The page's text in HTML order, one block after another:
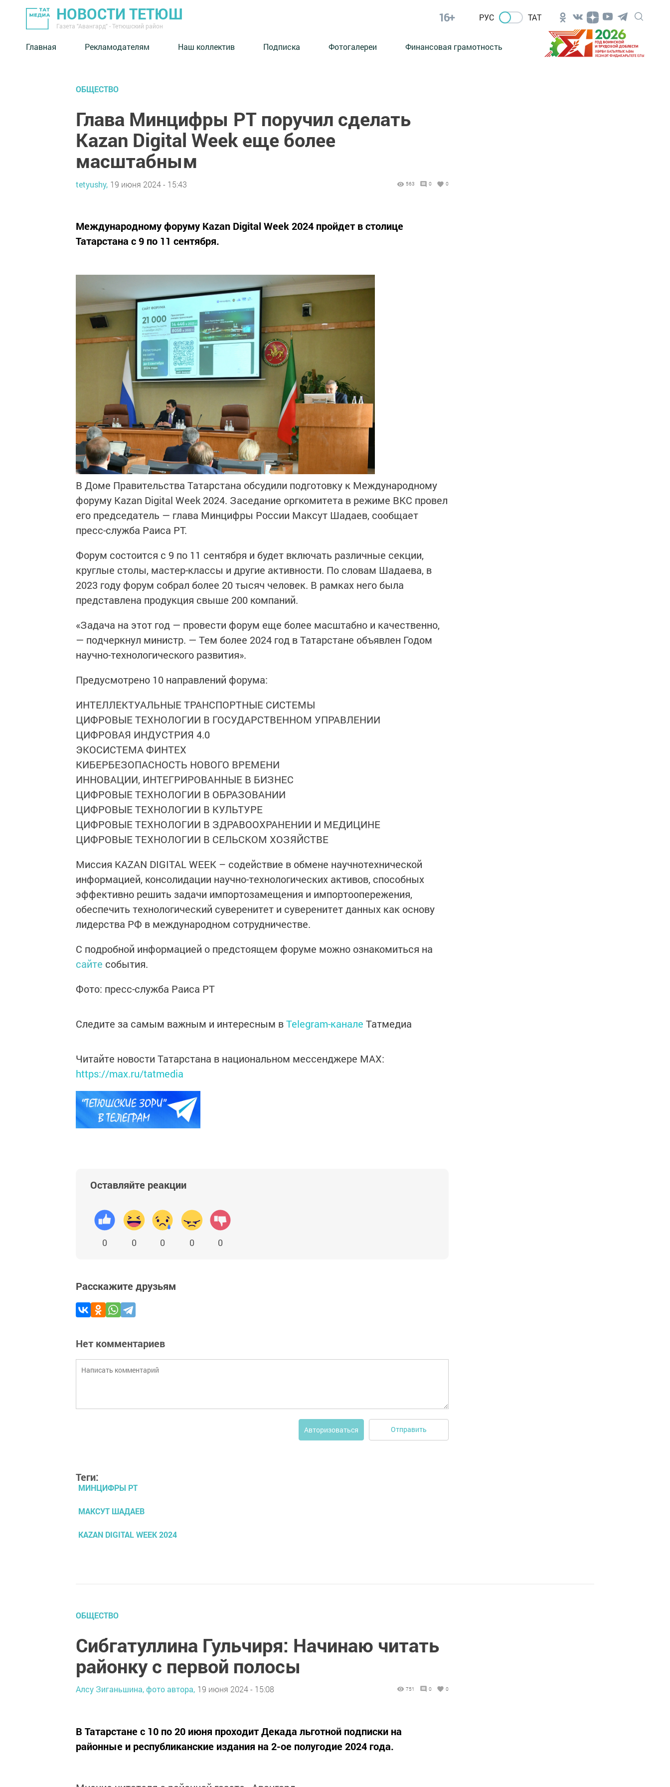
НОВОСТИ ТЕТЮШ
Газета "Авангард" - Тетюшский район
16+ РУС ТАТ
Главная Рекламодателям Наш коллектив Подписка Фотогалереи Финансовая грамотность
ОБЩЕСТВО
Глава Минцифры РТ поручил сделать
Kazan Digital Week еще более
масштабным
tetyushy, 19 июня 2024 - 15:43 563 0 0
Международному форуму Kazan Digital Week 2024 пройдет в столице
Татарстана с 9 по 11 сентября.
В Доме Правительства Татарстана обсудили подготовку к Международному
форуму Kazan Digital Week 2024. Заседание оргкомитета в режиме ВКС провел
его председатель — глава Минцифры России Максут Шадаев, сообщает
пресс-служба Раиса РТ.
Форум состоится с 9 по 11 сентября и будет включать различные секции,
круглые столы, мастер-классы и другие активности. По словам Шадаева, в
2023 году форум собрал более 20 тысяч человек. В рамках него была
представлена продукция свыше 200 компаний.
«Задача на этот год — провести форум еще более масштабно и качественно,
— подчеркнул министр. — Тем более 2024 год в Татарстане объявлен Годом
научно-технологического развития».
Предусмотрено 10 направлений форума:
ИНТЕЛЛЕКТУАЛЬНЫЕ ТРАНСПОРТНЫЕ СИСТЕМЫ
ЦИФРОВЫЕ ТЕХНОЛОГИИ В ГОСУДАРСТВЕННОМ УПРАВЛЕНИИ
ЦИФРОВАЯ ИНДУСТРИЯ 4.0
ЭКОСИСТЕМА ФИНТЕХ
КИБЕРБЕЗОПАСНОСТЬ НОВОГО ВРЕМЕНИ
ИННОВАЦИИ, ИНТЕГРИРОВАННЫЕ В БИЗНЕС
ЦИФРОВЫЕ ТЕХНОЛОГИИ В ОБРАЗОВАНИИ
ЦИФРОВЫЕ ТЕХНОЛОГИИ В КУЛЬТУРЕ
ЦИФРОВЫЕ ТЕХНОЛОГИИ В ЗДРАВООХРАНЕНИИ И МЕДИЦИНЕ
ЦИФРОВЫЕ ТЕХНОЛОГИИ В СЕЛЬСКОМ ХОЗЯЙСТВЕ
Миссия KAZAN DIGITAL WEEK – содействие в обмене научнотехнической
информацией, консолидации научно-технологических активов, способных
эффективно решить задачи импортозамещения и импортоопережения,
обеспечить технологический суверенитет и суверенитет данных как основу
лидерства РФ в международном сотрудничестве.
С подробной информацией о предстоящем форуме можно ознакомиться на
сайте события.
Фото: пресс-служба Раиса РТ
Следите за самым важным и интересным вTelegram-канале Татмедиа
Читайте новости Татарстана в национальном мессенджере MАХ:
https://max.ru/tatmedia
Оставляйте реакции
0 0 0 0 0
Расскажите друзьям
Нет комментариев
Авторизоваться Отправить
Теги:
МИНЦИФРЫ РТ
МАКСУТ ШАДАЕВ
KAZAN DIGITAL WEEK 2024
ОБЩЕСТВО
Сибгатуллина Гульчиря: Начинаю читать
районку с первой полосы
Алсу Зиганьшина, фото автора, 19 июня 2024 - 15:08 751 0 0
В Татарстане с 10 по 20 июня проходит Декада льготной подписки на
районные и республиканские издания на 2-ое полугодие 2024 года.